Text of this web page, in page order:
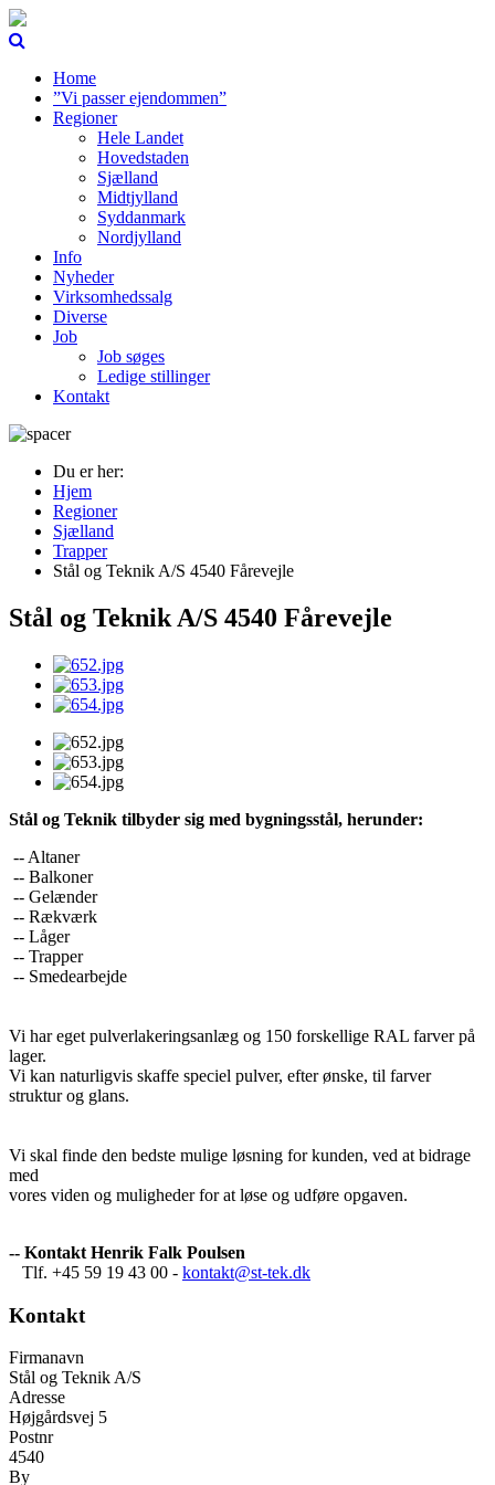
Home
”Vi passer ejendommen”
Regioner
Hele Landet
Hovedstaden
Sjælland
Midtjylland
Syddanmark
Nordjylland
Info
Nyheder
Virksomhedssalg
Diverse
Job
Job søges
Ledige stillinger
Kontakt
Du er her:
Hjem
Regioner
Sjælland
Trapper
Stål og Teknik A/S 4540 Fårevejle
Stål og Teknik A/S 4540 Fårevejle
Stål og Teknik tilbyder sig med bygningsstål, herunder:
-- Altaner
-- Balkoner
-- Gelænder
-- Rækværk
-- Låger
-- Trapper
-- Smedearbejde
Vi har eget pulverlakeringsanlæg og 150 forskellige RAL farver på
lager.
Vi kan naturligvis skaffe speciel pulver, efter ønske, til farver
struktur og glans.
Vi skal finde den bedste mulige løsning for kunden, ved at bidrage
med
vores viden og muligheder for at løse og udføre opgaven.
-- Kontakt Henrik Falk Poulsen
Tlf. +45 59 19 43 00 - kontakt@st-tek.dk
Kontakt
Firmanavn
Stål og Teknik A/S
Adresse
Højgårdsvej 5
Postnr
4540
By